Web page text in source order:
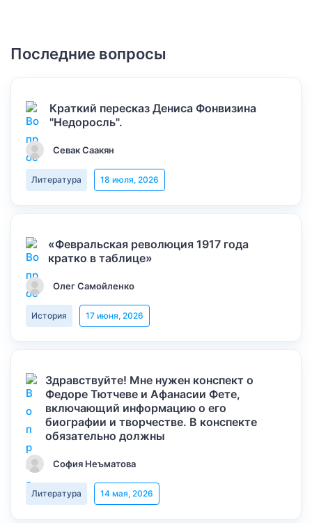
Последние вопросы
Краткий пересказ Дениса Фонвизина
"Недоросль".
Севак Саакян
Литература 18 июля, 2026
«Февральская революция 1917 года
кратко в таблице»
Олег Самойленко
История 17 июня, 2026
Здравствуйте! Мне нужен конспект о
Федоре Тютчеве и Афанасии Фете,
включающий информацию о его
биографии и творчестве. В конспекте
обязательно должны
София Неъматова
Литература 14 мая, 2026